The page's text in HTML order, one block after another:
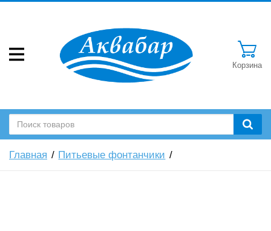
Корзина
Главная Питьевые фонтанчики